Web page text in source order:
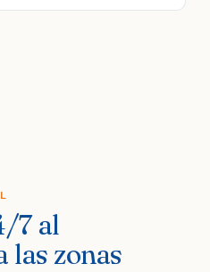
7 al
las zonas